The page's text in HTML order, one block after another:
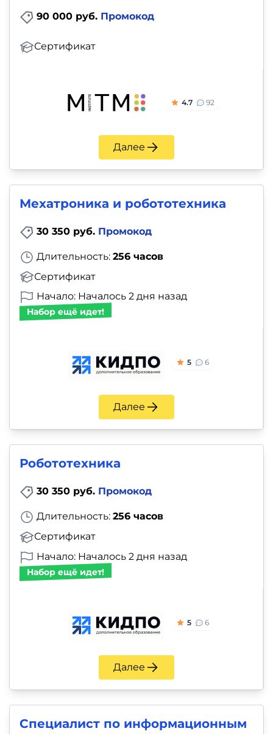
90 000 руб. Промокод
Сертификат
4.7 92
Далее
Мехатроника и робототехника
30 350 руб. Промокод
Длительность: 256 часов
Сертификат
Начало: Началось 2 дня назад
Набор ещё идет!
5 6
Далее
Робототехника
30 350 руб. Промокод
Длительность: 256 часов
Сертификат
Начало: Началось 2 дня назад
Набор ещё идет!
5 6
Далее
Специалист по информационным